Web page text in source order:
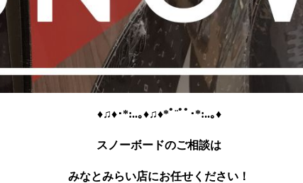
♦♫♦･*:..｡♦♫♦*ﾟ¨ﾟﾟ･*:..｡♦
スノーボードのご相談は
みなとみらい店にお任せください！